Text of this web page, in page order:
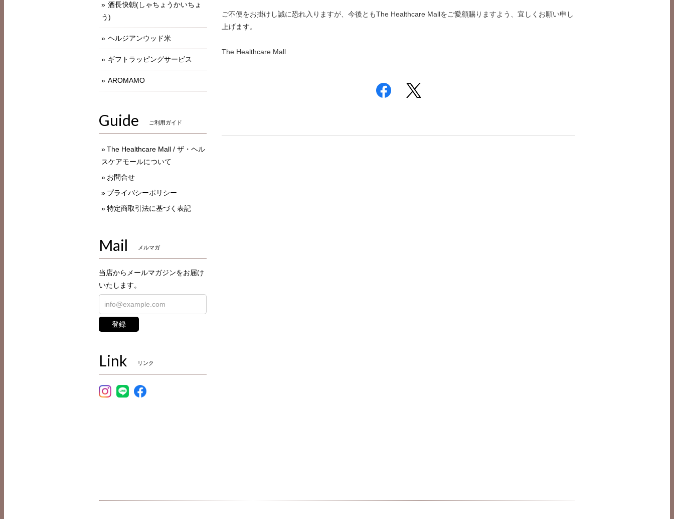
ご不便をお掛けし誠に恐れ入りますが、今後ともThe Healthcare Mallをご愛顧賜りますよう、宜しくお願い申し
上げます。
The Healthcare Mall
酒長快朝(しゃちょうかいちょ
う)
ヘルジアンウッド米
ギフトラッピングサービス
AROMAMO
Guide ご利用ガイド
The Healthcare Mall / ザ・ヘル
スケアモールについて
お問合せ
プライバシーポリシー
特定商取引法に基づく表記
Mail メルマガ
当店からメールマガジンをお届け
いたします。
登録
Link リンク